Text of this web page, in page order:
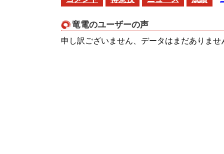
竜電のユーザーの声
申し訳ございません、データはまだありませ